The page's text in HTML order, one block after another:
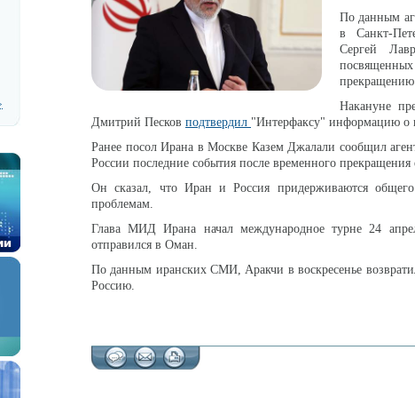
По данным
в Санкт-
Сергей
Накануне
Дмитрий Песков подтвердил "Интерфаксу" информацию о
Ранее посол Ирана в Москве Казем Джалали сообщил
России последние события после временного
Он сказал, что Иран и Россия придерживаются
проблемам.
Глава МИД Ирана начал международное турне 24
отправился в Оман.
По данным иранских СМИ, Аракчи в воскресенье
Россию.